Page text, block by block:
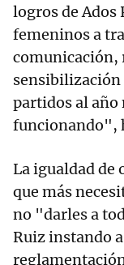
logros de
femeninos a
comunicación,
sensibilización
partidos al año
funcionando",
La igualdad de
que más
no "darles a
Ruiz instando